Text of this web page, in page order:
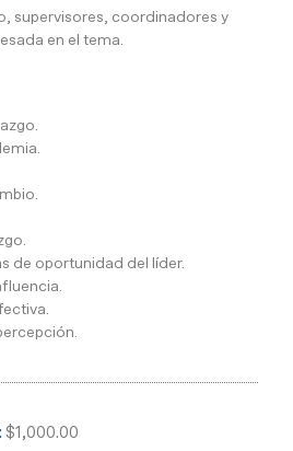
supervisores, coordinadores y
en el tema.
de oportunidad del líder.
$1,000.00